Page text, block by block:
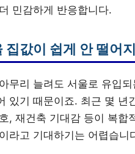
민감하게 반응합니다.
집값이 쉽게 안 떨어
무리 늘려도 서울로 유입
있기 때문이죠. 최근 몇 년
, 재건축 기대감 등이 복합
라고 기대하기는 어렵습니